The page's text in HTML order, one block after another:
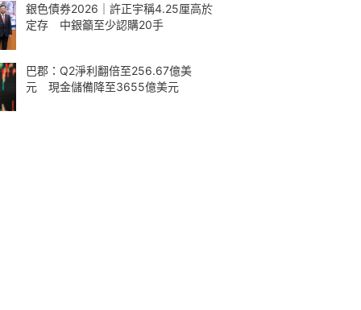
銀色債券2026｜許正宇稱4.25厘高於
定存 中銀籲至少認購20手
巴郡：Q2淨利翻倍至256.67億美
元 現金儲備降至3655億美元